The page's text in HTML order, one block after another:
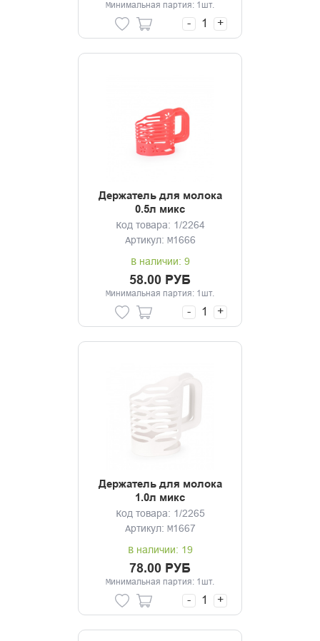
Минимальная партия: 1шт.
- +
Держатель для молока
0.5л микс
Код товара: 1/2264
Артикул: М1666
В наличии: 9
58.00 РУБ
Минимальная партия: 1шт.
- +
Держатель для молока
1.0л микс
Код товара: 1/2265
Артикул: М1667
В наличии: 19
78.00 РУБ
Минимальная партия: 1шт.
- +